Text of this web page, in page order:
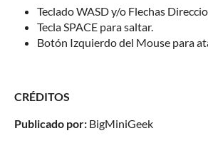
Teclado WASD y/o Flechas
Tecla SPACE para saltar.
Botón Izquierdo del Mouse para
CRÉDITOS
Publicado por: BigMiniGeek